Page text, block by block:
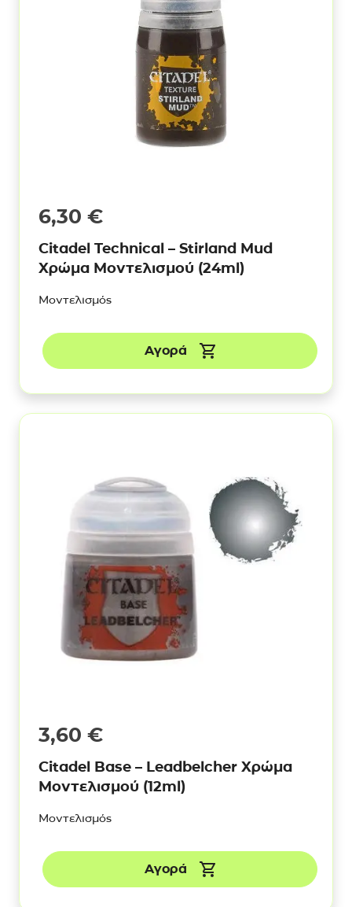
6,30 €
Citadel Technical – Stirland Mud
Χρώμα Μοντελισμού (24ml)
Μοντελισμός
Αγορά
3,60 €
Citadel Base – Leadbelcher Χρώμα
Μοντελισμού (12ml)
Μοντελισμός
Αγορά